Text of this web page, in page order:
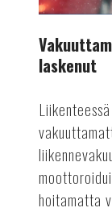
laskenut
hoitamatta